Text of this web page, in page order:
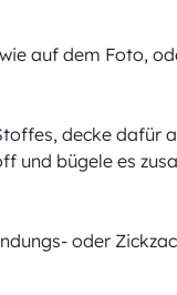
auf dem Foto,
decke dafür
und bügele es
oder